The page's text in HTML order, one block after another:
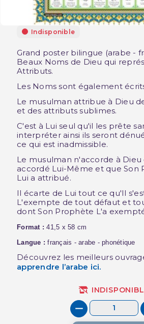
Indisponible
Grand poster bilingue (arabe -
Beaux Noms de Dieu qui
Attributs.
Les Noms sont également
Le musulman attribue à Dieu
et des attributs sublimes.
C'est à Lui seul qu'il les prête
interpréter ainsi ils seront
ce qui est inadmissible.
Le musulman n'accorde à
accordé Lui-Même et que Son
Lui a attribué.
Il écarte de Lui tout ce qu'Il
L'exempte de tout défaut et
dont Son Prophète L'a
Format : 41,5 x 58 cm
Langue : français - arabe - phonétique
Découvrez les meilleurs
apprendre l’arabe ici.